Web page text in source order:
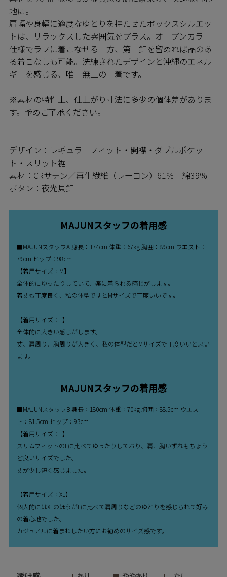
地に。
肩幅や身幅に適度なゆとりを持たせたボックスシルエッ
トは、リラックスした雰囲気をプラス。オープンカラー
仕様でラフに着こなせる一方、第一釦を留めれば品のあ
る着こなしも可能。洗練されたデザインと沖縄のエネル
ギーを感じる、唯一無二の一着です。
※素材の特性上、仕上がり寸法に多少の個体差がありま
す。予めご了承ください。
デザイン：レギュラーフィット・開襟・ダブルポケッ
ト・スリット裾
素材：CRサテン／再生繊維（レーヨン）61％ 綿39％
ボタン：夜光貝釦
MAJUNスタッフの着用感
■MAJUNスタッフA 身長：174cm 体重：67kg 胸囲：89cm ウエスト：
79cm ヒップ：98cm
【着用サイズ：M】
全体的にゆったりしていて、楽に着られる感じがします。
着丈も丁度良く、私の体型ですとMサイズで丁度いいです。
【着用サイズ：L】
全体的に大きい感じがします。
丈、肩周り、胸周りが大きく、私の体型だとMサイズで丁度いいと思い
ます。
MAJUNスタッフの着用感
■MAJUNスタッフB 身長：180cm 体重：70kg 胸囲：88.5cm ウエス
ト：81.5cm ヒップ：93cm
【着用サイズ：L】
スリムフィットのLに比べてゆったりしており、肩、胸いずれもちょう
ど良いサイズでした。
丈が少し短く感じました。
【着用サイズ：XL】
個人的にはXLのほうがLに比べて肩周りなどのゆとりを感じられて好み
の着心地でした。
カジュアルに着まわしたい方にお勧めのサイズ感です。